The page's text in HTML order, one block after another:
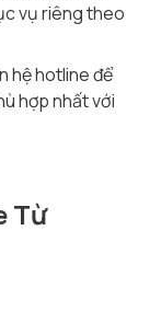
vụ riêng theo
hệ hotline để
hợp nhất với
Từ